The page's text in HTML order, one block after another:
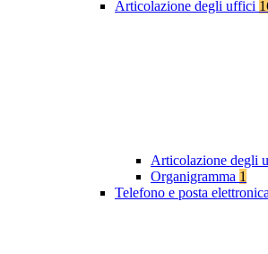
Articolazione degli uffici
Articolazione degli
Organigramma 1
Telefono e posta elettronica